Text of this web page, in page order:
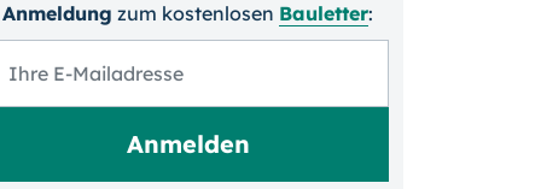
Anmeldung zum kosten­losen Bauletter: